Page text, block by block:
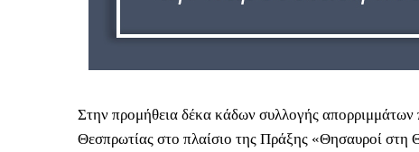
Στην προμήθεια δέκα κάδων συλλογής απορριμμάτων
Θεσπρωτίας στο πλαίσιο της Πράξης «Θησαυροί